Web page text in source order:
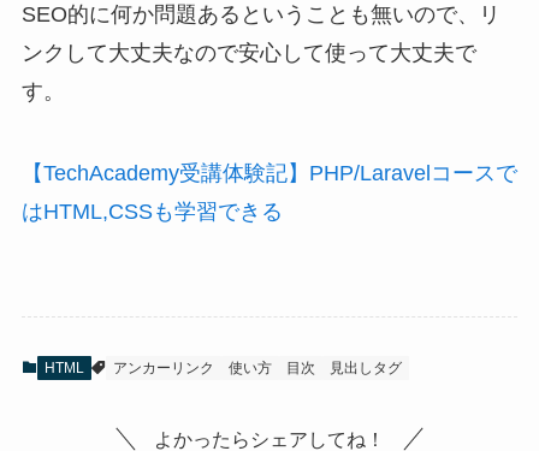
SEO的に何か問題あるということも無いので、リ
ンクして大丈夫なので安心して使って大丈夫で
す。
【TechAcademy受講体験記】PHP/Laravelコースで
はHTML,CSSも学習できる
HTML アンカーリンク 使い方 目次 見出しタグ
よかったらシェアしてね！